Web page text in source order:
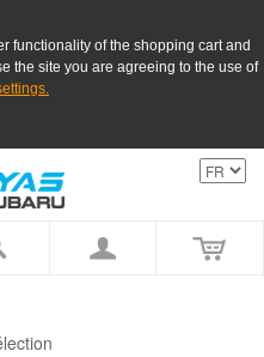
functionality of the shopping cart and
the site you are agreeing to the use of